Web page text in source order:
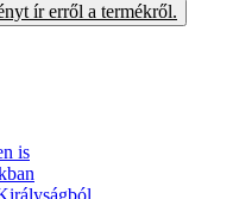
ír erről a termékről.
is